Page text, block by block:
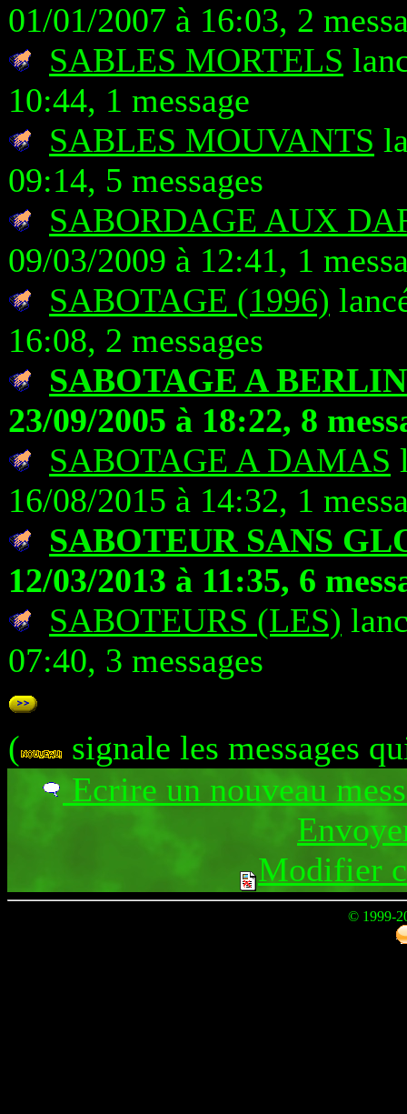
01/01/2007 à 16:03, 2
SABLES MORTELS
10:44, 1 message
SABLES MOUVANTS
09:14, 5 messages
SABORDAGE AUX
09/03/2009 à 12:41, 1
SABOTAGE (1996)
16:08, 2 messages
SABOTAGE A BERLIN
23/09/2005 à 18:22, 8
SABOTAGE A DAMAS
16/08/2015 à 14:32, 1
SABOTEUR SANS
12/03/2013 à 11:35, 6
SABOTEURS (LES)
07:40, 3 messages
(
signale les messages
Ecrire un nouveau
Modifier
© 1999-